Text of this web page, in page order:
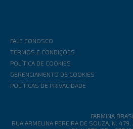
FALE CONOSCO
TERMOS E CONDIÇÕES
POLÍTICA DE COOKIES
GERENCIAMENTO DE COOKIES
POLÍTICAS DE PRIVACIDADE
FARMINA
RUA ARMELINA PEREIRA DE SOUZA, N.